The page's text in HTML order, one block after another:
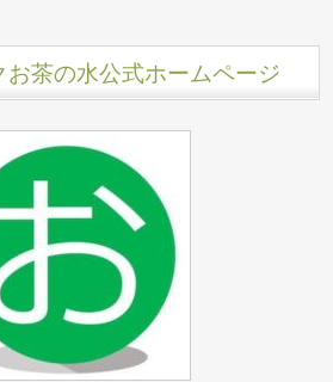
お茶の水公式ホームページ